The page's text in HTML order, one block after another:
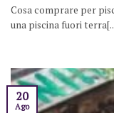
Cosa comprare per
una piscina fuori
20
Ago